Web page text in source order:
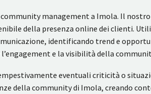
management a Imola. Il
della presenza online dei clienti.
identificando trend e
e la visibilità della
eventuali criticità o
della community di Imola, creando